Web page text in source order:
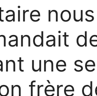
une
frère